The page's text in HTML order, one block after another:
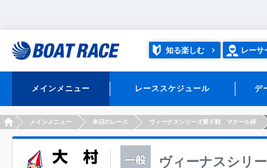
知る楽しむ レーサ
メインメニュー レーススケジュール デ
HOMEメインメニュー 本日のレース ヴィーナスシリーズ第５戦 マクール杯
ヴィーナスシリ